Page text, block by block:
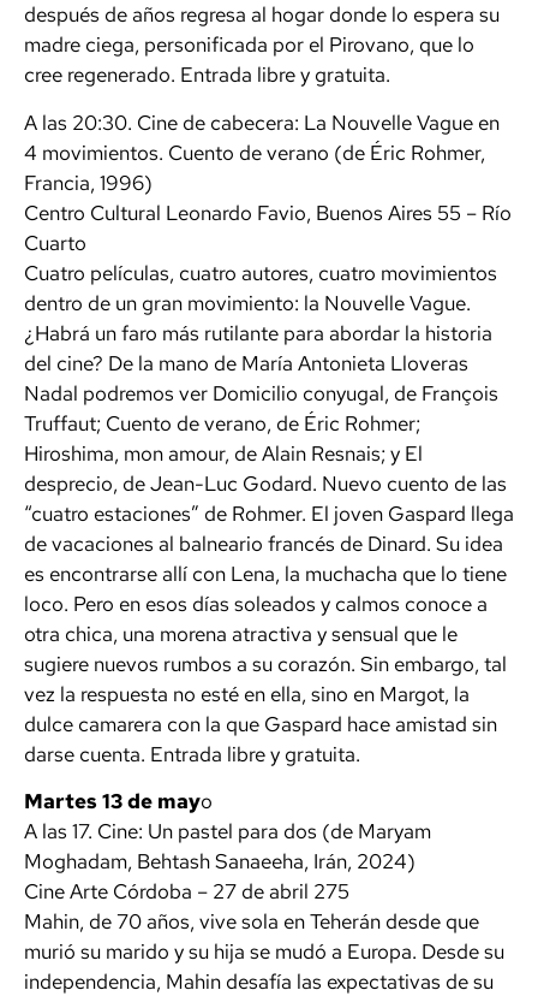
después de años regresa al hogar donde lo espera su
madre ciega, personificada por el Pirovano, que lo
cree regenerado. Entrada libre y gratuita.
A las 20:30. Cine de cabecera: La Nouvelle Vague en
4 movimientos. Cuento de verano (de Éric Rohmer,
Francia, 1996)
Centro Cultural Leonardo Favio, Buenos Aires 55 – Río
Cuarto
Cuatro películas, cuatro autores, cuatro movimientos
dentro de un gran movimiento: la Nouvelle Vague.
¿Habrá un faro más rutilante para abordar la historia
del cine? De la mano de María Antonieta Lloveras
Nadal podremos ver Domicilio conyugal, de François
Truffaut; Cuento de verano, de Éric Rohmer;
Hiroshima, mon amour, de Alain Resnais; y El
desprecio, de Jean-Luc Godard. Nuevo cuento de las
“cuatro estaciones” de Rohmer. El joven Gaspard llega
de vacaciones al balneario francés de Dinard. Su idea
es encontrarse allí con Lena, la muchacha que lo tiene
loco. Pero en esos días soleados y calmos conoce a
otra chica, una morena atractiva y sensual que le
sugiere nuevos rumbos a su corazón. Sin embargo, tal
vez la respuesta no esté en ella, sino en Margot, la
dulce camarera con la que Gaspard hace amistad sin
darse cuenta. Entrada libre y gratuita.
Martes 13 de mayo
A las 17. Cine: Un pastel para dos (de Maryam
Moghadam, Behtash Sanaeeha, Irán, 2024)
Cine Arte Córdoba – 27 de abril 275
Mahin, de 70 años, vive sola en Teherán desde que
murió su marido y su hija se mudó a Europa. Desde su
independencia, Mahin desafía las expectativas de su